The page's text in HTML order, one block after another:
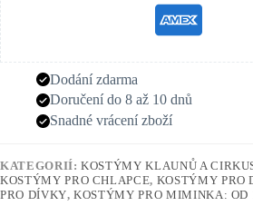
Dodání zdarma
Doručení do 8 až 10 dnů
Snadné vrácení zboží
KATEGORIÍ:KOSTÝMY KLAUNŮ A
KOSTÝMY PRO CHLAPCE, KOSTÝMY PRO
PRO DÍVKY,KOSTÝMY PRO MIMINKA: OD